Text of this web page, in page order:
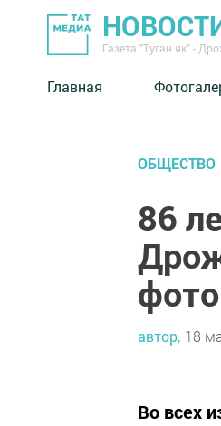
Газета "Туган як" -
Главная
ОБЩЕСТВО
86
автор, 18
Во всех